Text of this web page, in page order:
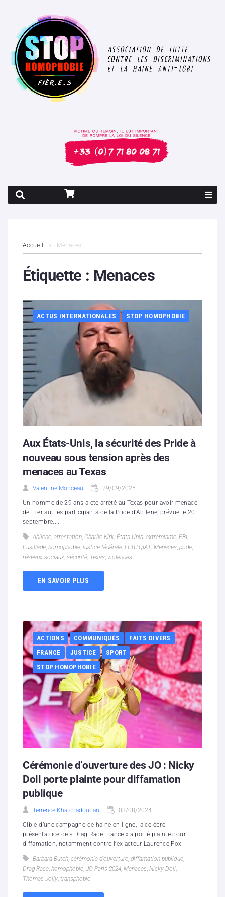
Contenus litigieux
Boutique
Partenaires
Contacts
Hébergement solidaire
Accueil Menaces
Étiquette : Menaces
ACTUS INTERNATIONALES STOP HOMOPHOBIE
Aux États-Unis, la sécurité des Pride à
nouveau sous tension après des
menaces au Texas
Valentine Monceau 29/09/2025
Un homme de 29 ans a été arrêté au Texas pour avoir menacé
de tirer sur les participants de la Pride d’Abilene, prévue le 20
septembre....
Abilene, arrestation, Charlie Kirk, États-Unis, extrémisme, FBI,
Fusillade, homophobie, justice fédérale, LGBTQIA+, Menaces, pride,
réseaux sociaux, sécurité, Texas, violences
EN SAVOIR PLUS
ACTIONS COMMUNIQUÉS
FAITS DIVERS
FRANCE
JUSTICE
SPORT
STOP HOMOPHOBIE
Cérémonie d’ouverture des JO : Nicky
Doll porte plainte pour diffamation
publique
Terrence Khatchadourian 03/08/2024
Cible d’une campagne de haine en ligne, la célèbre
présentatrice de « Drag Race France » a porté plainte pour
diffamation, notamment contre l’ex-acteur Laurence Fox.
Barbara Butch, cérémonie d'ouverture, diffamation publique,
Drag Race, homophobie, JO Paris 2024, Menaces, Nicky Doll,
Thomas Jolly, transphobie